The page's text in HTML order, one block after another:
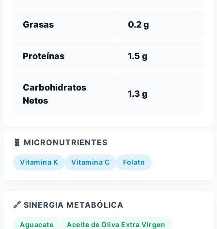
Grasas 0.2 g
Proteínas 1.5 g
Carbohidratos
Netos
1.3 g
🧬 MICRONUTRIENTES
Vitamina K Vitamina C Folato
🔗 SINERGIA METABÓLICA
Aguacate Aceite de Oliva Extra Virgen